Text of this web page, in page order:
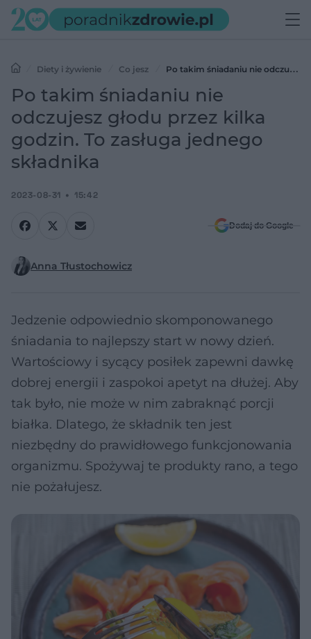
Diety i żywienie Co jesz
Po takim śniadaniu nie odczujesz
głodu przez kilka godzin. To zasługa jednego składnika
Po takim śniadaniu nie
odczujesz głodu przez kilka
godzin. To zasługa jednego
składnika
2023-08-31 15:42
Dodaj do Google
Anna Tłustochowicz
Jedzenie odpowiednio skomponowanego
śniadania to najlepszy start w nowy dzień.
Wartościowy i sycący posiłek zapewni dawkę
dobrej energii i zaspokoi apetyt na dłużej. Aby
tak było, nie może w nim zabraknąć porcji
białka. Dlatego, że składnik ten jest
niezbędny do prawidłowego funkcjonowania
organizmu. Spożywaj te produkty rano, a tego
nie pożałujesz.